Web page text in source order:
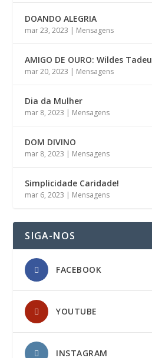
DOANDO ALEGRIA
mar 23, 2023 | Mensagens
AMIGO DE OURO: Wildes Tadeu
mar 20, 2023 | Mensagens
Dia da Mulher
mar 8, 2023 | Mensagens
DOM DIVINO
mar 8, 2023 | Mensagens
Simplicidade Caridade!
mar 6, 2023 | Mensagens
SIGA-NOS
FACEBOOK
YOUTUBE
INSTAGRAM